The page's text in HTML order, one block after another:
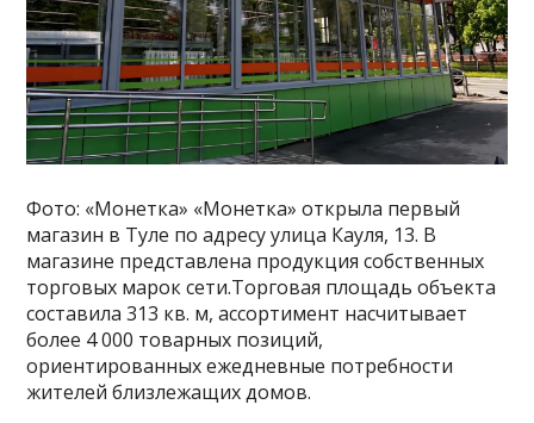
Фото: «Монетка» «Монетка» открыла первый
магазин в Туле по адресу улица Кауля, 13. В
магазине представлена продукция собственных
торговых марок сети.Торговая площадь объекта
составила 313 кв. м, ассортимент насчитывает
более 4 000 товарных позиций,
ориентированных ежедневные потребности
жителей близлежащих домов.